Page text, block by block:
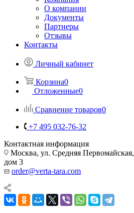
О компании
Документы
Партнеры
Отзывы
Контакты
Личный кабинет
Корзина0
Отложенные0
Сравнение товаров0
+7 495 032-76-32
Контактная информация
Москва, ул. Средняя Первомайская,
дом 3
order@verta-tara.com